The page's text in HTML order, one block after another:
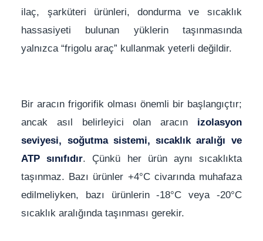
ilaç, şarküteri ürünleri, dondurma ve sıcaklık
hassasiyeti bulunan yüklerin taşınmasında
yalnızca “frigolu araç” kullanmak yeterli değildir.
Bir aracın frigorifik olması önemli bir başlangıçtır;
ancak asıl belirleyici olan aracın izolasyon
seviyesi, soğutma sistemi, sıcaklık aralığı ve
ATP sınıfıdır. Çünkü her ürün aynı sıcaklıkta
taşınmaz. Bazı ürünler +4°C civarında muhafaza
edilmeliyken, bazı ürünlerin -18°C veya -20°C
sıcaklık aralığında taşınması gerekir.